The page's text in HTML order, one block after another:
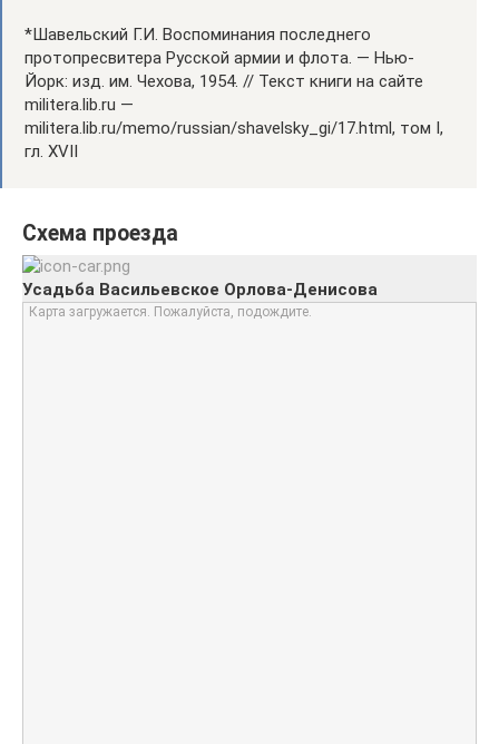
*Шавельский Г.И. Воспоминания последнего
протопресвитера Русской армии и флота. — Нью-
Йорк: изд. им. Чехова, 1954. // Текст книги на сайте
militera.lib.ru —
militera.lib.ru/memo/russian/shavelsky_gi/17.html, том I,
гл. XVII
Схема проезда
Усадьба Васильевское Орлова-Денисова
Карта загружается. Пожалуйста, подождите.